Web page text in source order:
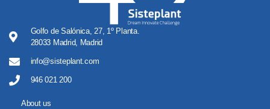
Golfo de Salónica, 27, 1º Planta.
28033 Madrid, Madrid
info@sisteplant.com
946 021 200
About us